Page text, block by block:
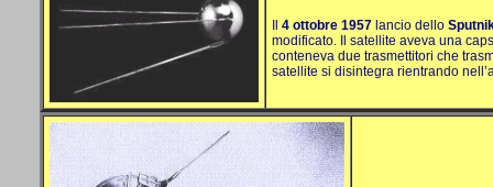
4 ottobre 1957 lancio dello
modificato. Il satellite aveva una
conteneva due trasmettitori che
satellite si disintegra rientrando